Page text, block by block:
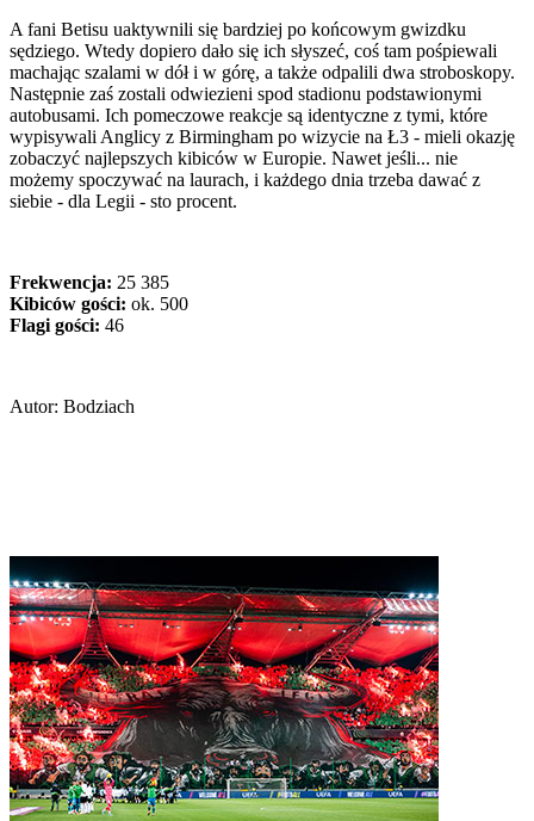
A fani Betisu uaktywnili się bardziej po końcowym gwizdku
sędziego. Wtedy dopiero dało się ich słyszeć, coś tam pośpiewali
machając szalami w dół i w górę, a także odpalili dwa stroboskopy.
Następnie zaś zostali odwiezieni spod stadionu podstawionymi
autobusami. Ich pomeczowe reakcje są identyczne z tymi, które
wypisywali Anglicy z Birmingham po wizycie na Ł3 - mieli okazję
zobaczyć najlepszych kibiców w Europie. Nawet jeśli... nie
możemy spoczywać na laurach, i każdego dnia trzeba dawać z
siebie - dla Legii - sto procent.
Frekwencja: 25 385
Kibiców gości: ok. 500
Flagi gości: 46
Autor: Bodziach